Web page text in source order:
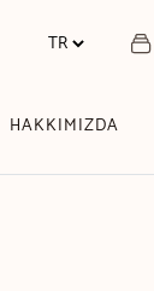
HAKKIMIZDA